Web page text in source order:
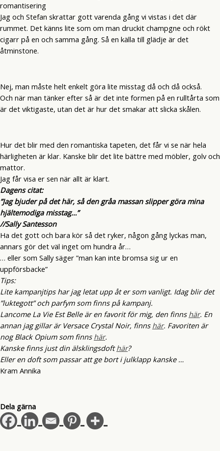
romantisering
Jag och Stefan skrattar gott varenda gång vi vistas i det där
rummet. Det känns lite som om man druckit champgne och rökt
cigarr på en och samma gång. Så en källa till glädje är det
åtminstone.
Nej, man måste helt enkelt göra lite misstag då och då också.
Och när man tänker efter så är det inte formen på en rulltårta som
är det viktigaste, utan det är hur det smakar att slicka skålen.
Hur det blir med den romantiska tapeten, det får vi se när hela
härligheten är klar. Kanske blir det lite bättre med möbler, golv och
mattor.
Jag får visa er sen när allt är klart.
Dagens citat:
”Jag bjuder på det här, så den gråa massan slipper göra mina
hjältemodiga misstag…”
//Sally Santesson
Ha det gott och bara kör så det ryker, någon gång lyckas man,
annars gör det väl inget om hundra år…
… eller som Sally säger ”man kan inte bromsa sig ur en
uppförsbacke”
Tips:
Lite kampanjtips har jag letat upp åt er som vanligt. Idag blir det
”luktegott” och parfym som finns på kampanj.
Lancome La Vie Est Belle är en favorit för mig, den finns här. En
annan jag gillar är Versace Crystal Noir, finns här. Favoriten är
nog Black Opium som finns här.
Kanske finns just din älsklingsdofthär?
Eller en doft som passar att ge bort i julklapp kanske …
Kram Annika
Dela gärna